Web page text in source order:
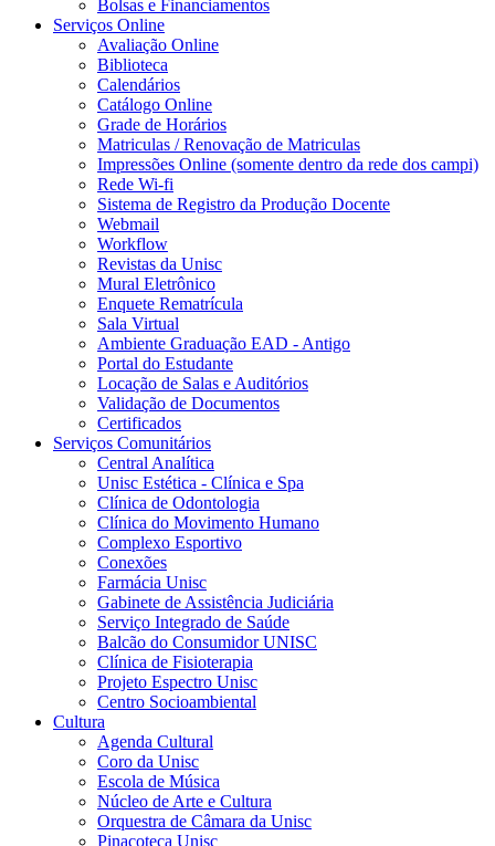
Bolsas e Financiamentos
Serviços Online
Avaliação Online
Biblioteca
Calendários
Catálogo Online
Grade de Horários
Matriculas / Renovação de Matriculas
Impressões Online (somente dentro da rede dos campi)
Rede Wi-fi
Sistema de Registro da Produção Docente
Webmail
Workflow
Revistas da Unisc
Mural Eletrônico
Enquete Rematrícula
Sala Virtual
Ambiente Graduação EAD - Antigo
Portal do Estudante
Locação de Salas e Auditórios
Validação de Documentos
Certificados
Serviços Comunitários
Central Analítica
Unisc Estética - Clínica e Spa
Clínica de Odontologia
Clínica do Movimento Humano
Complexo Esportivo
Conexões
Farmácia Unisc
Gabinete de Assistência Judiciária
Serviço Integrado de Saúde
Balcão do Consumidor UNISC
Clínica de Fisioterapia
Projeto Espectro Unisc
Centro Socioambiental
Cultura
Agenda Cultural
Coro da Unisc
Escola de Música
Núcleo de Arte e Cultura
Orquestra de Câmara da Unisc
Pinacoteca Unisc